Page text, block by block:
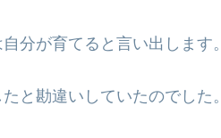
分が育てると言い出します。
と勘違いしていたのでした。